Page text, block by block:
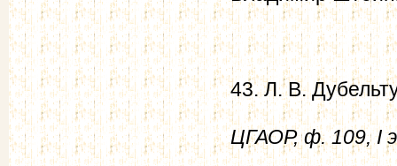
43. Л. В.
ЦГАОР, ф. 109, I